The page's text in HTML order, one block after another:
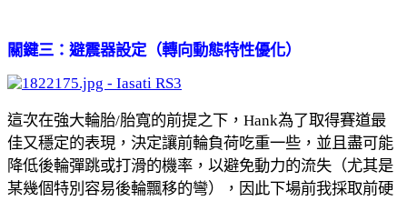
關鍵三：避震器設定（轉向動態特性優化）
這次在強大輪胎/胎寬的前提之下，Hank為了取得賽道最
佳又穩定的表現，決定讓前輪負荷吃重一些，並且盡可能
降低後輪彈跳或打滑的機率，以避免動力的流失（尤其是
某幾個特別容易後輪飄移的彎），因此下場前我採取前硬